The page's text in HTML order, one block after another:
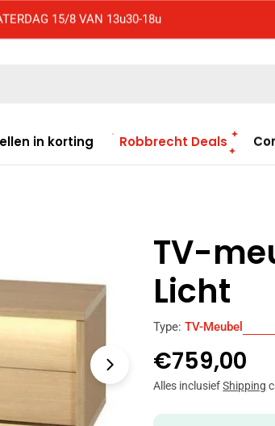
15/8 VAN 13u30-18u
in korting Robbrecht Deals
TV-
Licht
Type: TV-Meubel
Normale
prijs
€759,00
Alles inclusiefShipping